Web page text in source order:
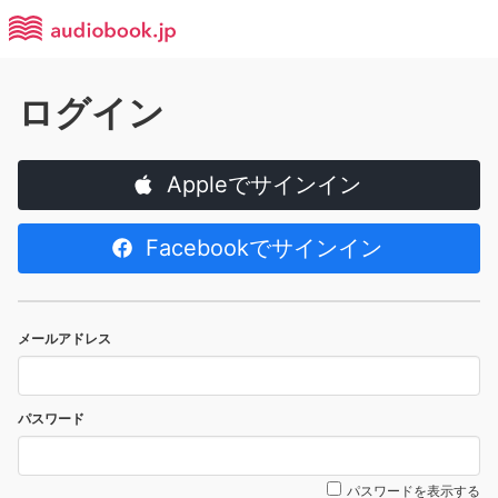
ログイン
Appleでサインイン
Facebookでサインイン
メールアドレス
パスワード
パスワードを表示する